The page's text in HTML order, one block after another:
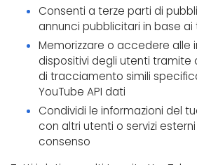
Consenti a terze parti di
annunci pubblicitari in base ai
Memorizzare o accedere alle
dispositivi degli utenti
di tracciamento simili
YouTube API dati
Condividi le informazioni del
con altri utenti o servizi
consenso